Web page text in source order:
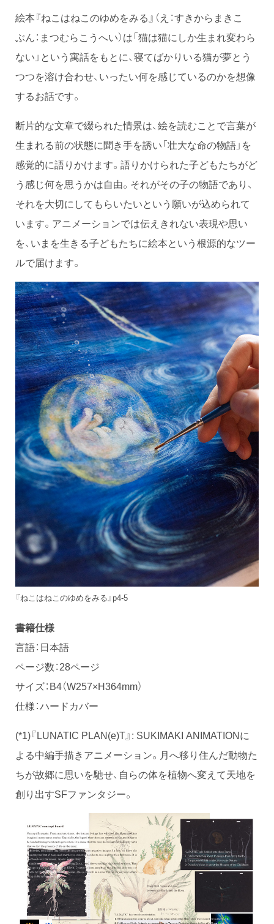
絵本『ねこはねこのゆめをみる』（え：すきからまきこ
ぶん：まつむらこうへい）は「猫は猫にしか生まれ変わら
ない」という寓話をもとに、寝てばかりいる猫が夢とう
つつを溶け合わせ、いったい何を感じているのかを想像
するお話です。
断片的な文章で綴られた情景は、絵を読むことで言葉が
生まれる前の状態に聞き手を誘い「壮大な命の物語」を
感覚的に語りかけます。語りかけられた子どもたちがど
う感じ何を思うかは自由。それがその子の物語であり、
それを大切にしてもらいたいという願いが込められて
います。アニメーションでは伝えきれない表現や思い
を、いまを生きる子どもたちに絵本という根源的なツー
ルで届けます。
『ねこはねこのゆめをみる』p4-5
書籍仕様
言語：日本語
ページ数：28ページ
サイズ：B4（W257×H364mm）
仕様：ハードカバー
(*1)『LUNATIC PLAN(e)T』: SUKIMAKI ANIMATIONに
よる中編手描きアニメーション。月へ移り住んだ動物た
ちが故郷に思いを馳せ、自らの体を植物へ変えて天地を
創り出すSFファンタジー。